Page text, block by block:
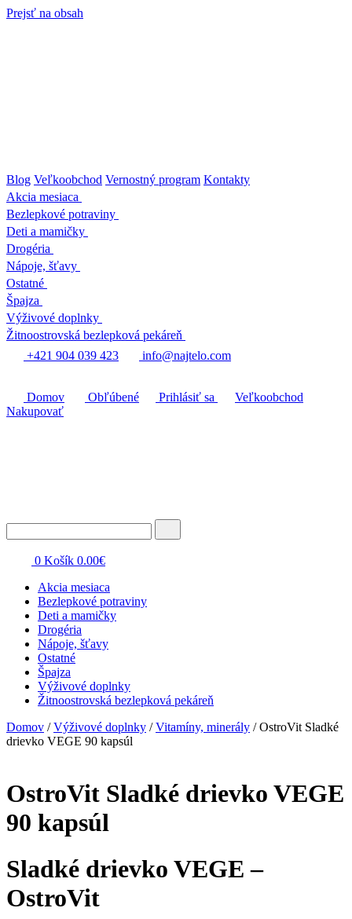
Prejsť na obsah
Blog Veľkoobchod Vernostný program Kontakty
Akcia mesiaca
Bezlepkové potraviny
Deti a mamičky
Drogéria
Nápoje, šťavy
Ostatné
Špajza
Výživové doplnky
Žitnoostrovská bezlepková pekáreň
+421 904 039 423
info@najtelo.com
Domov Obľúbené Prihlásiť sa
Veľkoobchod
Nakupovať
0 Košík 0.00€
Akcia mesiaca
Bezlepkové potraviny
Deti a mamičky
Drogéria
Nápoje, šťavy
Ostatné
Špajza
Výživové doplnky
Žitnoostrovská bezlepková pekáreň
Domov /Výživové doplnky /Vitamíny, minerály / OstroVit Sladké
drievko VEGE 90 kapsúl
OstroVit Sladké drievko VEGE
90 kapsúl
Sladké drievko VEGE –
OstroVit